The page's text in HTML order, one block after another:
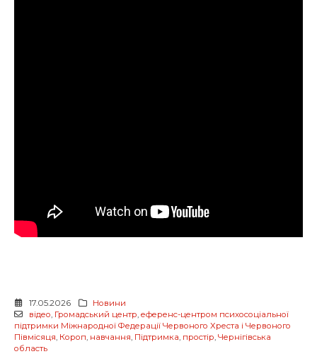
17.05.2026
Новини
відео Громадський центр еференс-центром психосоціальної
підтримки Міжнародної Федерації Червоного Хреста і Червоного
Півмісяця Короп навчання Підтримка простір Чернігівська
область